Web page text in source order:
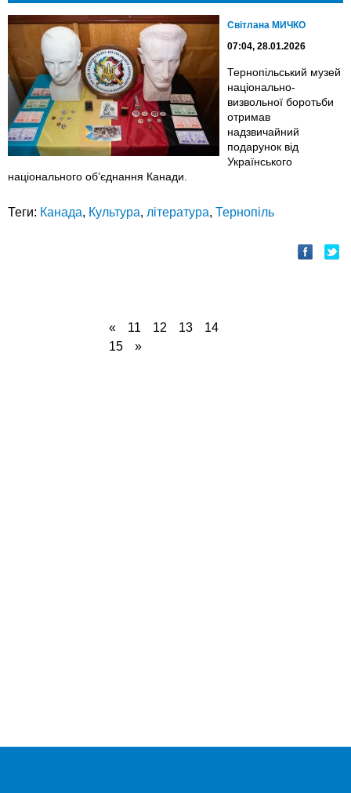
Світлана МИЧКО
07:04, 28.01.2026
Тернопільський музей
національно-
визвольної боротьби
отримав
надзвичайний
подарунок від
Українського
національного об’єднання Канади.
Теги: Канада, Культура, література, Тернопіль
« 11 12 13
14
15
»